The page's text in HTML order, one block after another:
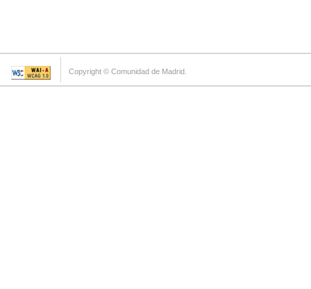
Copyright © Comunidad de Madrid.